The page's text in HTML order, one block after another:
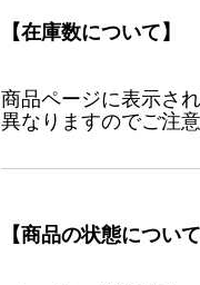
【在庫数について】
商品ページに表示さ
異なりますのでご注意
【商品の状態について